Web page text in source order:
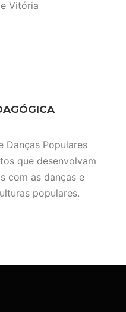
Vitória
Danças Populares
que desenvolvam
com as danças e
populares.